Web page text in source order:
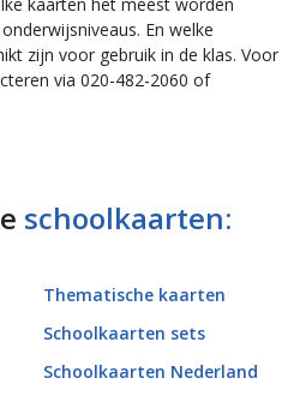
En welke
zijn voor gebruik in de klas. Voor
via 020-482-2060 of
schoolkaarten:
Thematische kaarten
Schoolkaarten sets
Schoolkaarten Nederland